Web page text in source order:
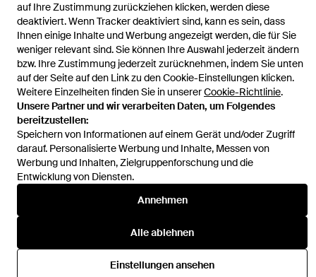
auf Ihre Zustimmung zurückziehen klicken, werden diese
deaktiviert. Wenn Tracker deaktiviert sind, kann es sein, dass
Ihnen einige Inhalte und Werbung angezeigt werden, die für Sie
weniger relevant sind. Sie können Ihre Auswahl jederzeit ändern
bzw. Ihre Zustimmung jederzeit zurücknehmen, indem Sie unten
auf der Seite auf den Link zu den Cookie-Einstellungen klicken.
Weitere Einzelheiten finden Sie in unsererCookie-Richtlinie.
Unsere Partner und wir verarbeiten Daten, um Folgendes
bereitzustellen:
Speichern von Informationen auf einem Gerät und/oder Zugriff
darauf. Personalisierte Werbung und Inhalte, Messen von
Werbung und Inhalten, Zielgruppenforschung und die
Entwicklung von Diensten.
Annehmen
Alle ablehnen
Einstellungen ansehen
Hilfe und Informationen